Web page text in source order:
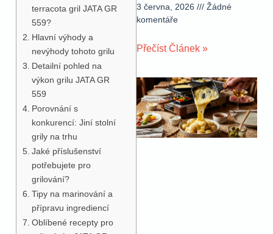
terracota gril JATA GR
559?
Hlavní výhody a
nevýhody tohoto grilu
Detailní pohled na
výkon grilu JATA GR
559
Porovnání s
konkurencí: Jiní stolní
grily na trhu
Jaké příslušenství
potřebujete pro
grilování?
Tipy na marinování a
přípravu ingrediencí
Oblíbené recepty pro
3 června, 2026
Žádné
komentáře
Přečíst Článek »